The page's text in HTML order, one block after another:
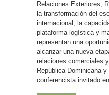
Relaciones Exteriores,
la transformación del
internacional, la
plataforma logística y
representan una
alcanzar una nueva
relaciones comerciales
República Dominicana
conferencista invitado